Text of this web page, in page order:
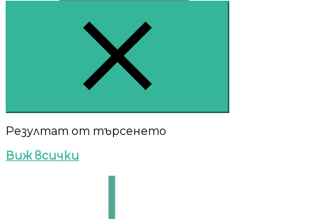
Резултат от търсенето
Виж всички